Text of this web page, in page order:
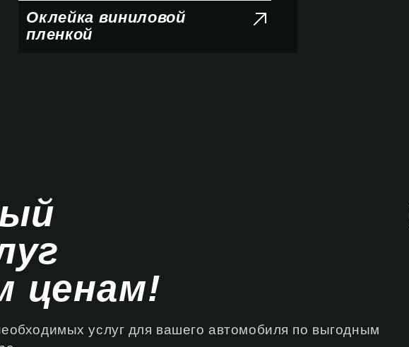
Оклейка виниловой
пленкой
ценам!
услуг для вашего автомобиля по выгодным